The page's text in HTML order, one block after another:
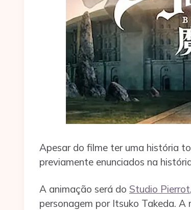
Apesar do filme ter uma história
previamente enunciados na
A animação será do Studio Pierrot
personagem por Itsuko Takeda. A